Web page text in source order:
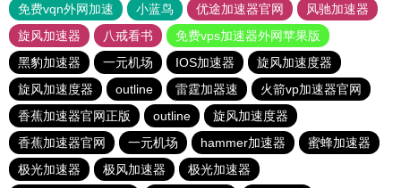
免费vqn外网加速
小蓝鸟 优途加速器官网
风驰加速器
旋风加速器
八戒看书
免费vps加速器外网苹果版
黑豹加速器
一元机场 IOS加速器
旋风加速度器
旋风加速度器
outline 雷霆加器速
火箭vp加速器官网
香蕉加速器官网正版
outline
旋风加速度器
香蕉加速器官网
一元机场 hammer加速器
蜜蜂加速器
极光加速器
极风加速器
极光加速器